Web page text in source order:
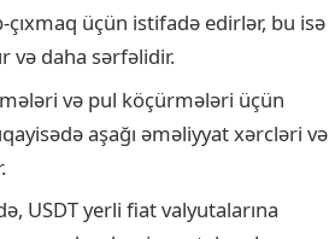
üçün istifadə edirlər, bu isə
və daha sərfəlidir.
və pul köçürmələri üçün
aşağı əməliyyat xərcləri və
USDT yerli fiat valyutalarına